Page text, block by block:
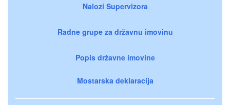
Nalozi Supervizora
Radne grupe za državnu imovinu
Popis državne imovine
Mostarska deklaracija